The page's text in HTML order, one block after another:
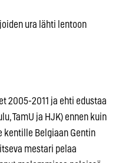
ura lähti lentoon
2005-2011 ja ehti edustaa
TamU ja HJK) ennen kuin
kentille Belgiaan Gentin
mestari pelaa